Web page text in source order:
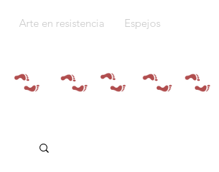
Arte en resistencia Espejos